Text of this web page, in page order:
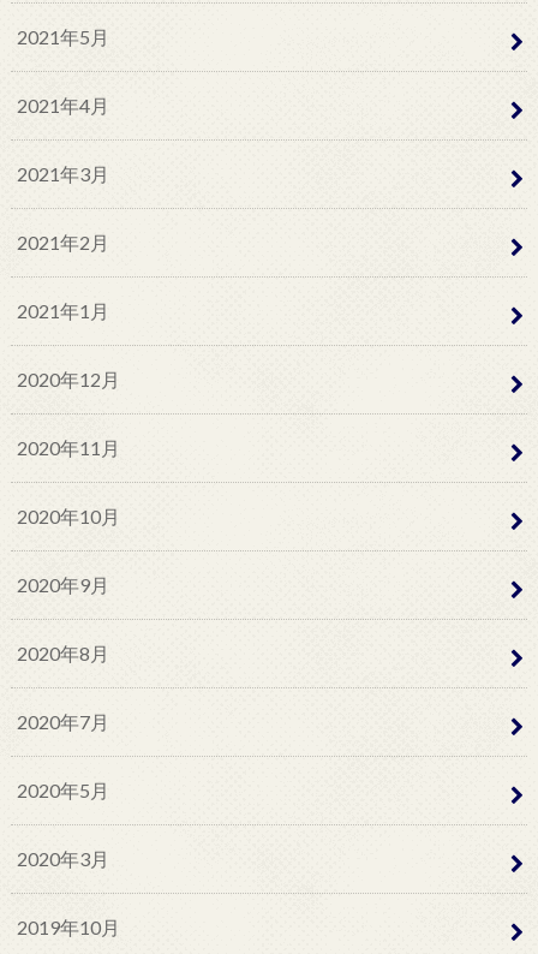
2021年5月
2021年4月
2021年3月
2021年2月
2021年1月
2020年12月
2020年11月
2020年10月
2020年9月
2020年8月
2020年7月
2020年5月
2020年3月
2019年10月